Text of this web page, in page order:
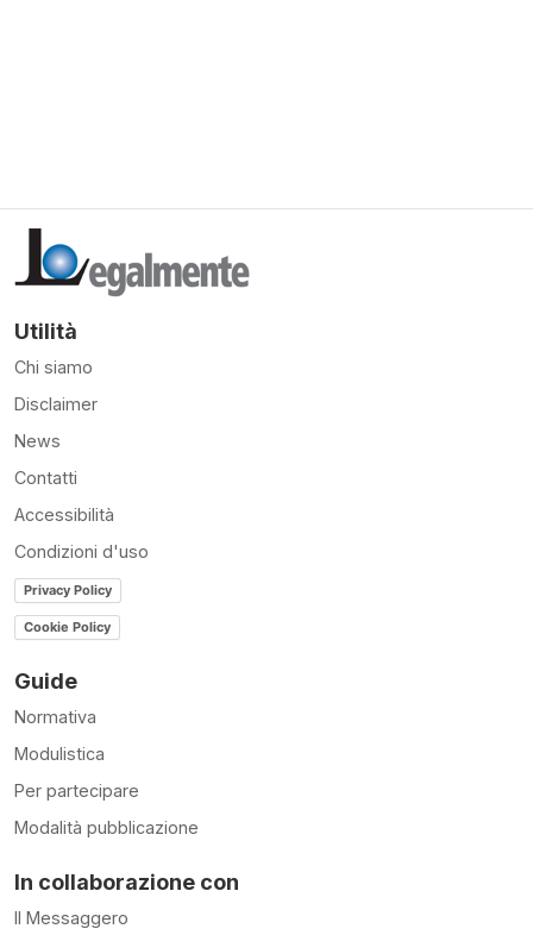
Utilità
Chi siamo
Disclaimer
News
Contatti
Accessibilità
Condizioni d'uso
Privacy Policy
Cookie Policy
Guide
Normativa
Modulistica
Per partecipare
Modalità pubblicazione
In collaborazione con
Il Messaggero